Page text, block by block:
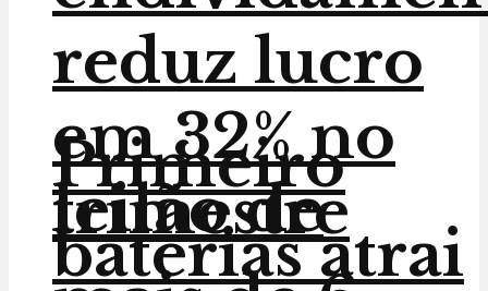
Primeiro
leilão de
baterias atrai
reduz lucro
em 32% no
trimestre